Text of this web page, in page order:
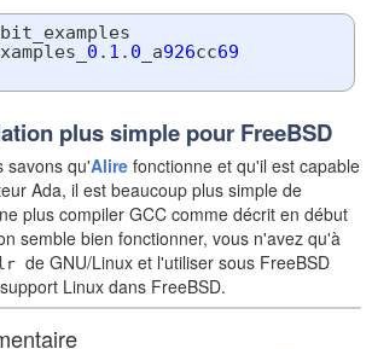
0 . 1 . 0 _a926cc69
plus simple pour FreeBSD
savons qu'Alirefonctionne et qu'il est capable
Ada, il est beaucoup plus simple de
plus compiler GCC comme décrit en début
semble bien fonctionner, vous n'avez qu'à
de GNU/Linux et l'utiliser sous FreeBSD
Linux dans FreeBSD.